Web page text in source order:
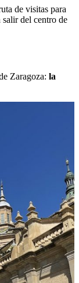
de visitas para
salir del centro de
Zaragoza: la